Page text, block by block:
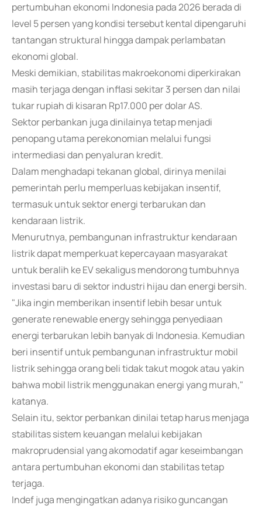
pertumbuhan ekonomi Indonesia pada 2026 berada di
level 5 persen yang kondisi tersebut kental dipengaruhi
tantangan struktural hingga dampak perlambatan
ekonomi global.
Meski demikian, stabilitas makroekonomi diperkirakan
masih terjaga dengan inflasi sekitar 3 persen dan nilai
tukar rupiah di kisaran Rp17.000 per dolar AS.
Sektor perbankan juga dinilainya tetap menjadi
penopang utama perekonomian melalui fungsi
intermediasi dan penyaluran kredit.
Dalam menghadapi tekanan global, dirinya menilai
pemerintah perlu memperluas kebijakan insentif,
termasuk untuk sektor energi terbarukan dan
kendaraan listrik.
Menurutnya, pembangunan infrastruktur kendaraan
listrik dapat memperkuat kepercayaan masyarakat
untuk beralih ke EV sekaligus mendorong tumbuhnya
investasi baru di sektor industri hijau dan energi bersih.
"Jika ingin memberikan insentif lebih besar untuk
generate renewable energy sehingga penyediaan
energi terbarukan lebih banyak di Indonesia. Kemudian
beri insentif untuk pembangunan infrastruktur mobil
listrik sehingga orang beli tidak takut mogok atau yakin
bahwa mobil listrik menggunakan energi yang murah,"
katanya.
Selain itu, sektor perbankan dinilai tetap harus menjaga
stabilitas sistem keuangan melalui kebijakan
makroprudensial yang akomodatif agar keseimbangan
antara pertumbuhan ekonomi dan stabilitas tetap
terjaga.
Indef juga mengingatkan adanya risiko guncangan